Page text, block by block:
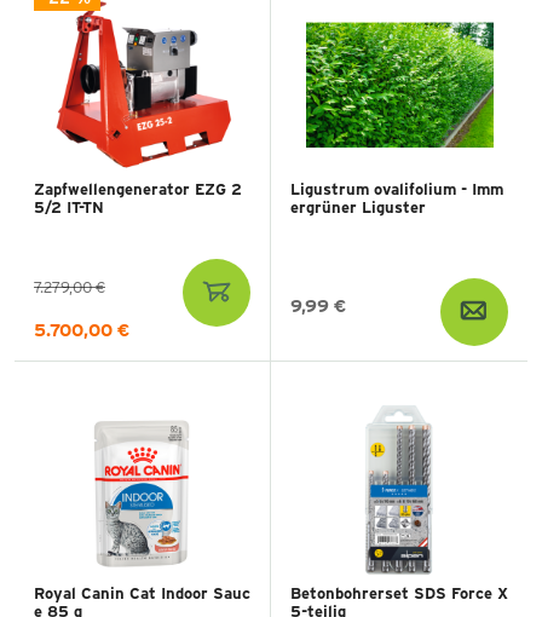
Zapfwellengenerator EZG 2
5/2 IT-TN
7.279,00 €
5.700,00 €
Ligustrum ovalifolium - Imm
ergrüner Liguster
9,99 €
Royal Canin Cat Indoor Sauc
e 85 g
Betonbohrerset SDS Force X
5-teilig